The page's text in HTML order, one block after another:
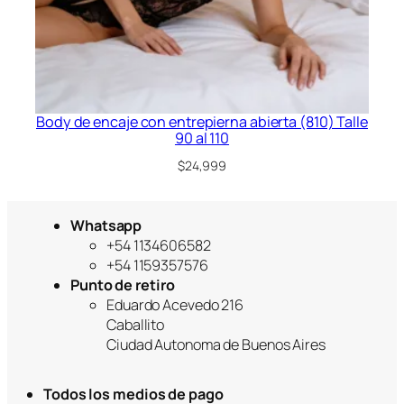
Body de encaje con entrepierna abierta (810) Talle
90 al 110
$24,999
Whatsapp
+54 1134606582
+54 1159357576
Punto de retiro
Eduardo Acevedo 216
Caballito
Ciudad Autonoma de Buenos Aires
Todos los medios de pago